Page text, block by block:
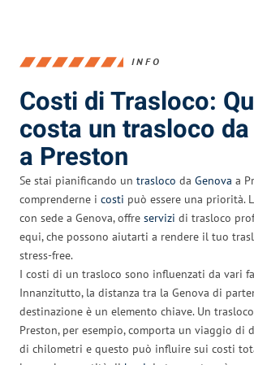
INFO
Costi di Trasloco:
costa un trasloco
a Preston
Se stai pianificando un trasloco da Genova a
comprenderne i costi può essere una priorità.
con sede a Genova, offre servizi di trasloco
equi, che possono aiutarti a rendere il tuo
stress-free.
I costi di un trasloco sono influenzati da vari
Innanzitutto, la distanza tra la Genova di
destinazione è un elemento chiave. Un
Preston, per esempio, comporta un viaggio di
di chilometri e questo può influire sui costi